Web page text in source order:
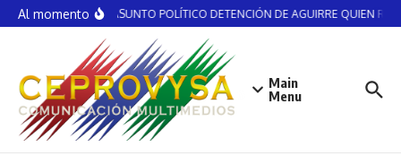
Saltar al contenido
Al momentoNO ES ASUNTO POLÍTICO DETENCIÓN DE AGUIRRE QUIEN
Main
Menu